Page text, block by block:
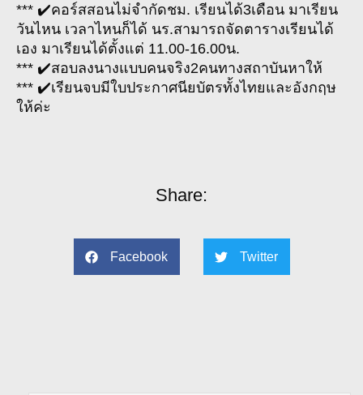
*** ✔️คอร์สสอนไม่จำกัดชม. เรียนได้3เดือน มาเรียน
วันไหน เวลาไหนก็ได้ นร.สามารถจัดตารางเรียนได้
เอง มาเรียนได้ตั้งแต่ 11.00-16.00น.
*** ✔️สอบลงนางแบบคนจริง2คนทางสถาบันหาให้
*** ✔️เรียนจบมีใบประกาศนียบัตรทั้งไทยและอังกฤษ
ให้ค่ะ
Share:
Facebook Twitter